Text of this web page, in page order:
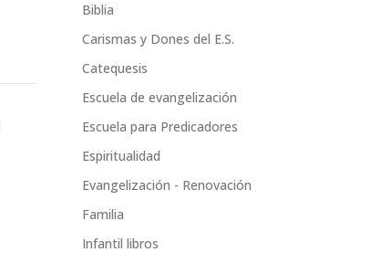
Biblia
Carismas y Dones del E.S.
Catequesis
Escuela de evangelización
Escuela para Predicadores
Espiritualidad
Evangelización - Renovación
Familia
Infantil libros